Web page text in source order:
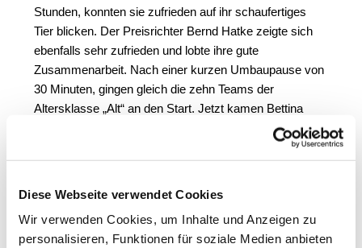
Diese Webseite verwendet Cookies
Wir verwenden Cookies, um Inhalte und Anzeigen zu
personalisieren, Funktionen für soziale Medien anbieten
Stunden, konnten sie zufrieden auf ihr schaufertiges
Tier blicken. Der Preisrichter Bernd Hatke zeigte sich
ebenfalls sehr zufrieden und lobte ihre gute
Zusammenarbeit. Nach einer kurzen Umbaupause von
30 Minuten, gingen gleich die zehn Teams der
Altersklasse „Alt“ an den Start. Jetzt kamen Bettina
Hueske und Lennert Landwehr dazu, sich bei der sehr
starken und erfahrenen Konkurrenz unter Beweis zu
Preisrichter sehr positiv und lobte die gute Absprache
und Arbeitsaufteilung untereinander. Kurz darauf wurde